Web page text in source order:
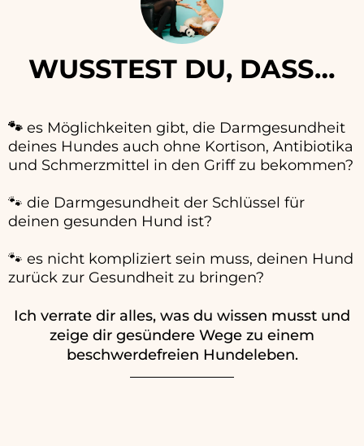
WUSSTEST DU, DASS…
🐾 es Möglichkeiten gibt, die Darmgesundheit
deines Hundes auch ohne Kortison, Antibiotika
und Schmerzmittel in den Griff zu bekommen?
🐾 die Darmgesundheit der Schlüssel für
deinen gesunden Hund ist?
🐾 es nicht kompliziert sein muss, deinen Hund
zurück zur Gesundheit zu bringen?
Ich verrate dir alles, was du wissen musst und
zeige dir gesündere Wege zu einem
beschwerdefreien Hundeleben.